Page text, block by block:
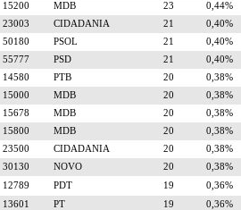
15200 MDB 23
23003 CIDADANIA 21
50180 PSOL 21
55777 PSD 21
14580 PTB 20
15000 MDB 20
15678 MDB 20
15800 MDB 20
23500 CIDADANIA 20
30130 NOVO 20
12789 PDT 19
13601 PT 19